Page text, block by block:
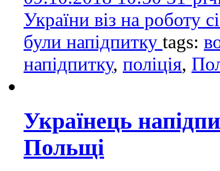
України віз на роботу
були напідпитку tags:
напідпитку, поліція,
Українець
Польщі